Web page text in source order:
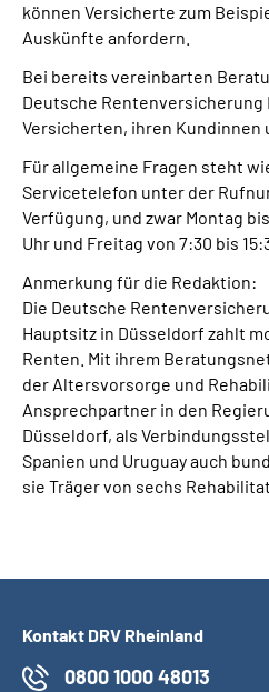
können Versicherte zum
Auskünfte anfordern.
Bei bereits vereinbarten
Deutsche Rentenversicherung
Versicherten, ihren Kundinnen
Für allgemeine Fragen steht
Servicetelefon unter der
Verfügung, und zwar Montag
Uhr und Freitag von 7:30 bis
Anmerkung für die Redaktion:
Die Deutsche
Hauptsitz in Düsseldorf zahlt
Renten. Mit ihrem
der Altersvorsorge und
Ansprechpartner in den
Düsseldorf, als
Spanien und Uruguay auch
sie Träger von sechs
Kontakt DRV Rheinland
0800 1000 48013